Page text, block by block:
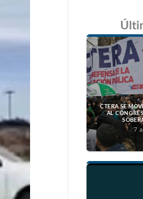
CTERA SE
AL
7